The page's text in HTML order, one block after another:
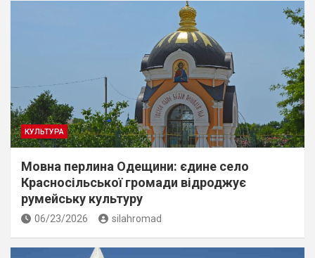
КУЛЬТУРА
Мовна перлина Одещини: єдине село
Красносільської громади відроджує
румейську культуру
06/23/2026 silahromad